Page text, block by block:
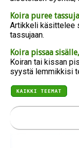
Koira puree
Artikkeli käsittelee
tassujaan.
Koira pissaa
Koiran tai kissan
syystä lemmikkisi
KAIKKI TEEMAT